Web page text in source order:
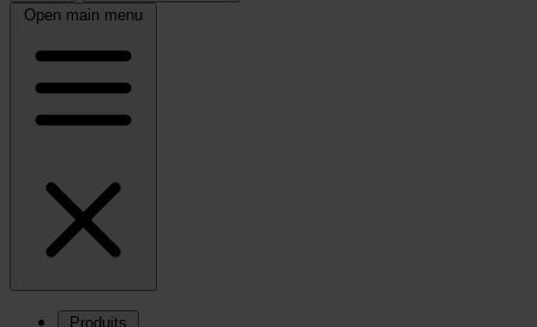
Open main menu
Produits